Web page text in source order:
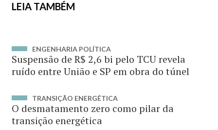
LEIA TAMBÉM
ENGENHARIA POLÍTICA
Suspensão de R$ 2,6 bi pelo TCU revela
ruído entre União e SP em obra do túnel
TRANSIÇÃO ENERGÉTICA
O desmatamento zero como pilar da
transição energética